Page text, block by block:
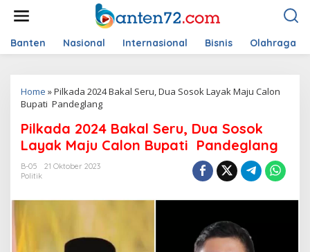
t
Banten Nasional Internasional Bisnis Olahraga
Home »Pilkada 2024 Bakal Seru, Dua Sosok Layak Maju Calon
Bupati Pandeglang
Pilkada 2024 Bakal Seru, Dua Sosok
Layak Maju Calon Bupati Pandeglang
B-05
21 Oktober 2023
Politik